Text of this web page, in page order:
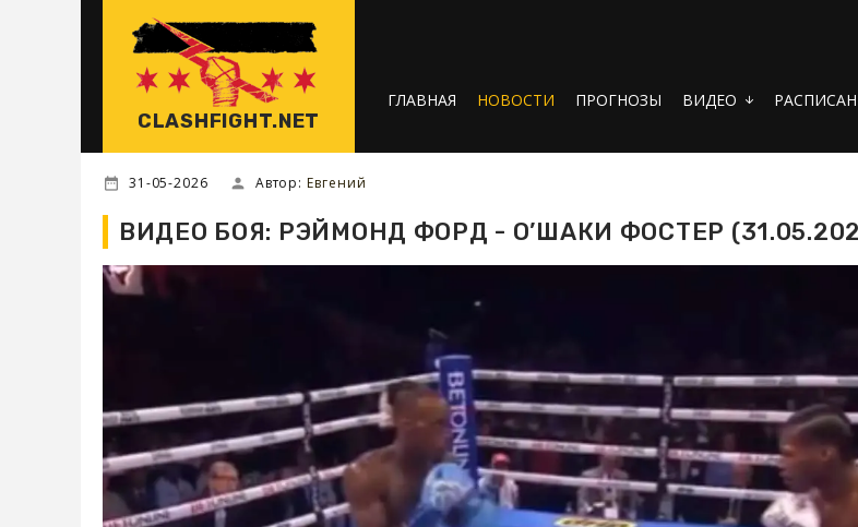
CLASHFIGHT.NET
ГЛАВНАЯ НОВОСТИ ПРОГНОЗЫ ВИДЕО arrow_downward
31-05-2026 Автор:Евгений
ВИДЕО БОЯ: РЭЙМОНД ФОРД - О’ШАКИ ФОСТЕР